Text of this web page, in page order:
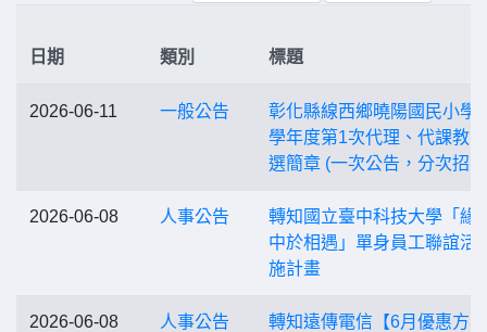
日期 類別 標題
2026-06-11 一般公告
彰化縣線西鄉曉陽國民小學
學年度第1次代理、代課教
選簡章 (一次公告，分次招
2026-06-08 人事公告
轉知國立臺中科技大學「緣
中於相遇」單身員工聯誼活
施計畫
2026-06-08 人事公告 轉知遠傳電信【6月優惠方